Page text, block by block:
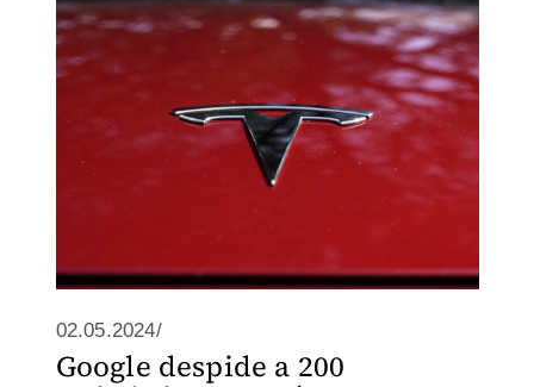
02.05.2024/
Google despide a 200